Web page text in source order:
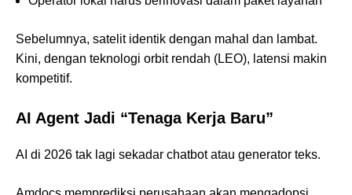
Sebelumnya, satelit identik dengan mahal dan lambat.
Kini, dengan teknologi orbit rendah (LEO), latensi makin
kompetitif.
AI Agent Jadi “Tenaga Kerja Baru”
AI di 2026 tak lagi sekadar chatbot atau generator teks.